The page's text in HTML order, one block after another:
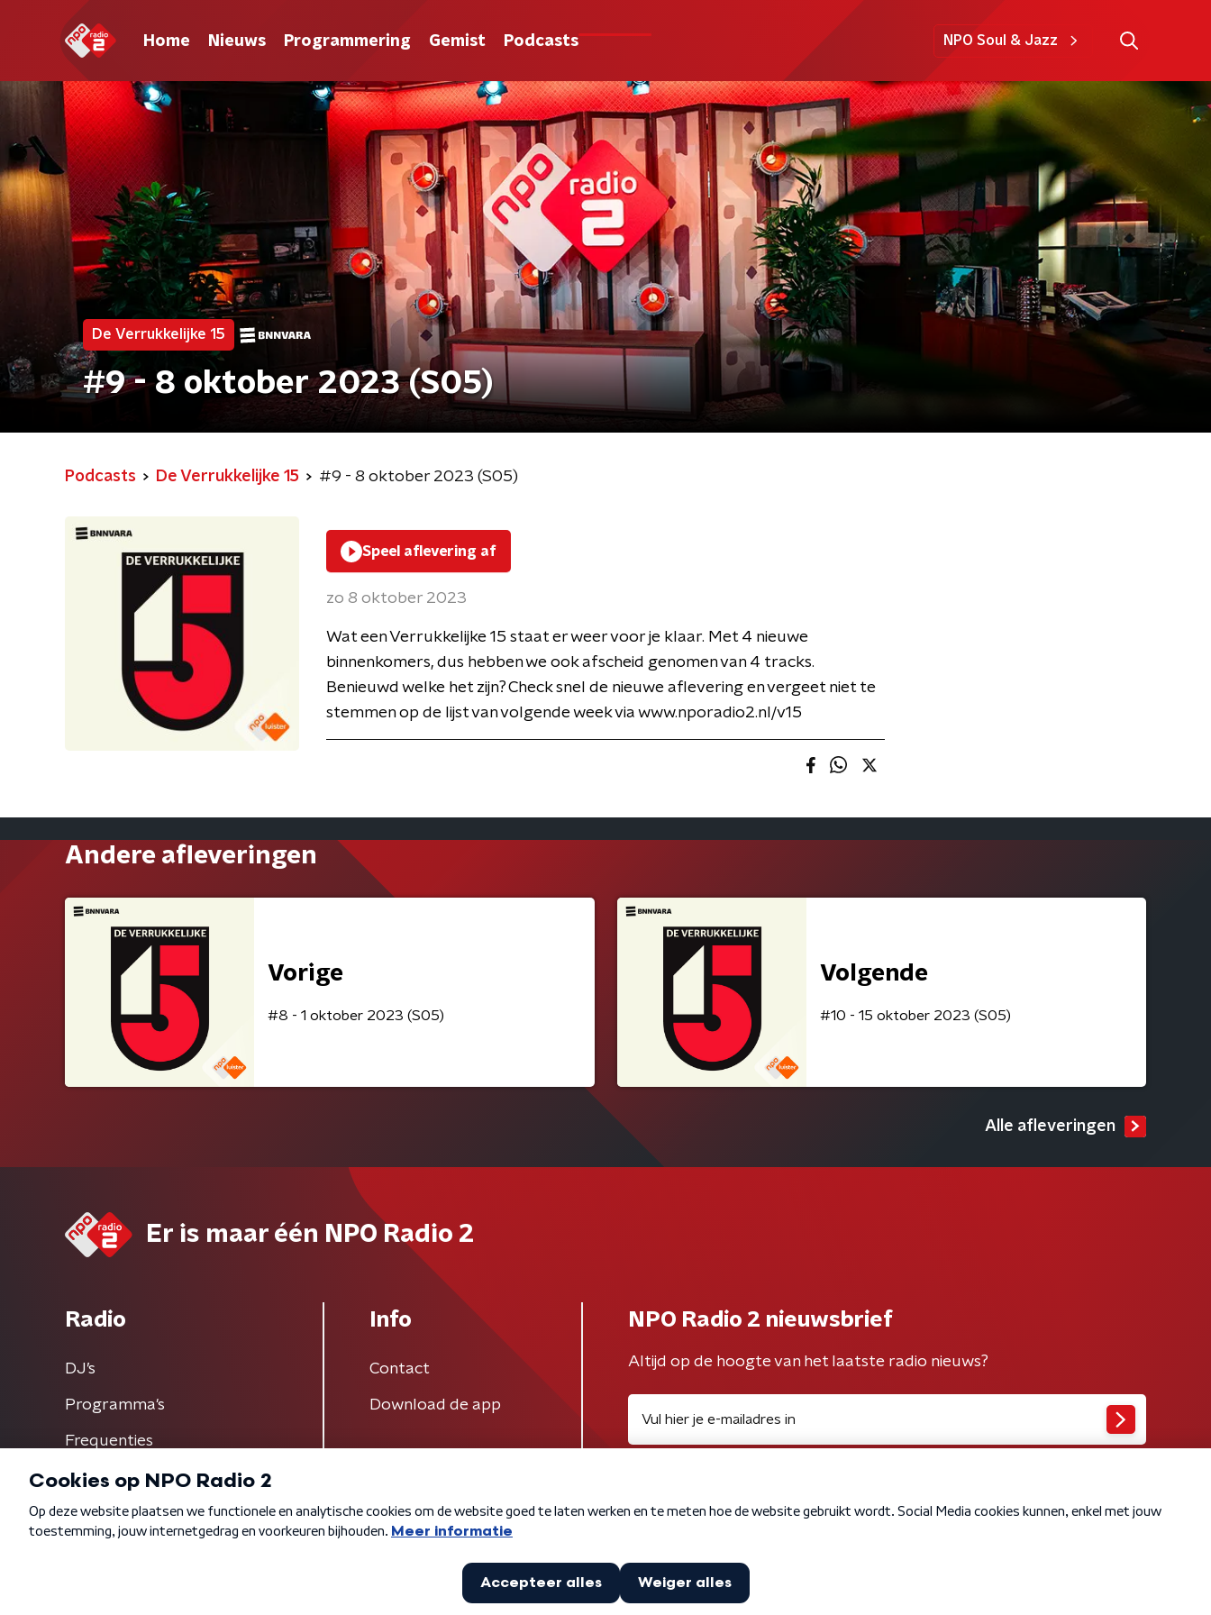
Home Nieuws Programmering Gemist Podcasts NPO Soul & Jazz
De Verrukkelijke 15
#9 - 8 oktober 2023 (S05)
Podcasts De Verrukkelijke 15 #9 - 8 oktober 2023 (S05)
Speel aflevering af
zo 8 oktober 2023
Wat een Verrukkelijke 15 staat er weer voor je klaar. Met 4 nieuwe
binnenkomers, dus hebben we ook afscheid genomen van 4 tracks.
Benieuwd welke het zijn? Check snel de nieuwe aflevering en vergeet niet te
stemmen op de lijst van volgende week via www.nporadio2.nl/v15
Andere afleveringen
Vorige
#8 - 1 oktober 2023 (S05)
Volgende
#10 - 15 oktober 2023 (S05)
Alle afleveringen
Er is maar één NPO Radio 2
Radio
DJ’s
Programma's
Frequenties
Info
Contact
Download de app
NPO Radio 2 nieuwsbrief
Altijd op de hoogte van het laatste radio nieuws?
Algemene voorwaarden Privacybeleid